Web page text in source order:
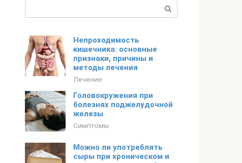
Непроходимость
кишечника: основные
признаки, причины и
методы лечения
Лечение
Головокружения при
болезнях поджелудочной
железы
Симптомы
Можно ли употреблять
сыры при хроническом и